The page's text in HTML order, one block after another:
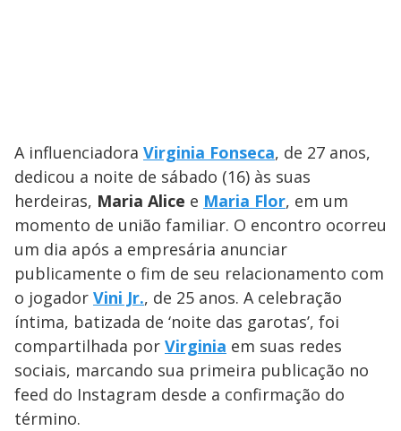
A influenciadora Virginia Fonseca, de 27 anos,
dedicou a noite de sábado (16) às suas
herdeiras, Maria Alice e Maria Flor, em um
momento de união familiar. O encontro ocorreu
um dia após a empresária anunciar
publicamente o fim de seu relacionamento com
o jogador Vini Jr., de 25 anos. A celebração
íntima, batizada de ‘noite das garotas’, foi
compartilhada por Virginia em suas redes
sociais, marcando sua primeira publicação no
feed do Instagram desde a confirmação do
término.